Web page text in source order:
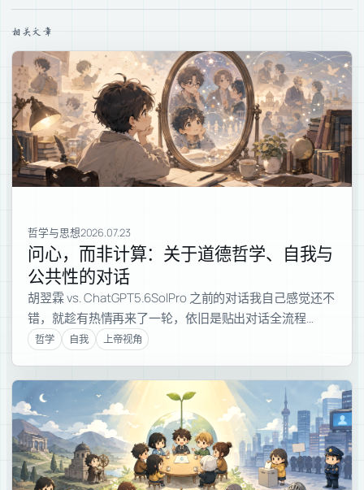
相关文章
哲学与思想2026.07.23
问心，而非计算：关于道德哲学、自我与
公共性的对话
胡翌霖 vs. ChatGPT5.6SolPro 之前的对话我自己感觉还不
错，就趁有热情再来了一轮，依旧是贴出对话全流程…
哲学 自我 上帝视角